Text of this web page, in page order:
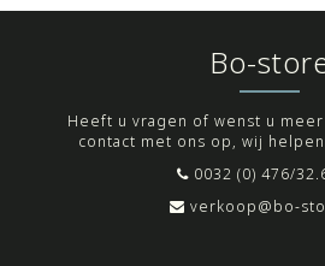
Bo-
Heeft u vragen of wenst u
contact met ons op, wij
0032 (0) 476/
verkoop@bo-